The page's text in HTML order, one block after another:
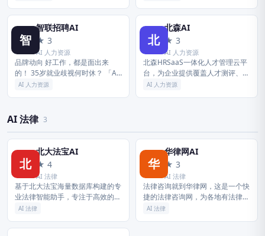
路16号院1号楼18层...
智
智联招聘AI
★ 3
AI 人力资源
品牌动向 好工作，都是面出来
的！ 35岁就业歧视何时休？ 「AI
Prompt优化赛」启动，就等你 智
AI 人力资源
北
北森AI
★ 3
AI 人力资源
北森HRSaaS一体化人才管理云平
台，为企业提供覆盖人才测评、招
聘管理、绩效管理、组织人事、薪
AI 人力资源
AI 法律 3
北
北大法宝AI
★ 4
AI 法律
基于北大法宝海量数据库构建的专
业法律智能助手，专注于高效的法
律检索、精准的法规匹配与深度的
策。
AI 法律
华
华律网AI
★ 3
AI 法律
法律咨询就到华律网，这是一个快
捷的法律咨询网，为各地有法律咨
询需求的公众提供免费律师在线咨
AI 法律